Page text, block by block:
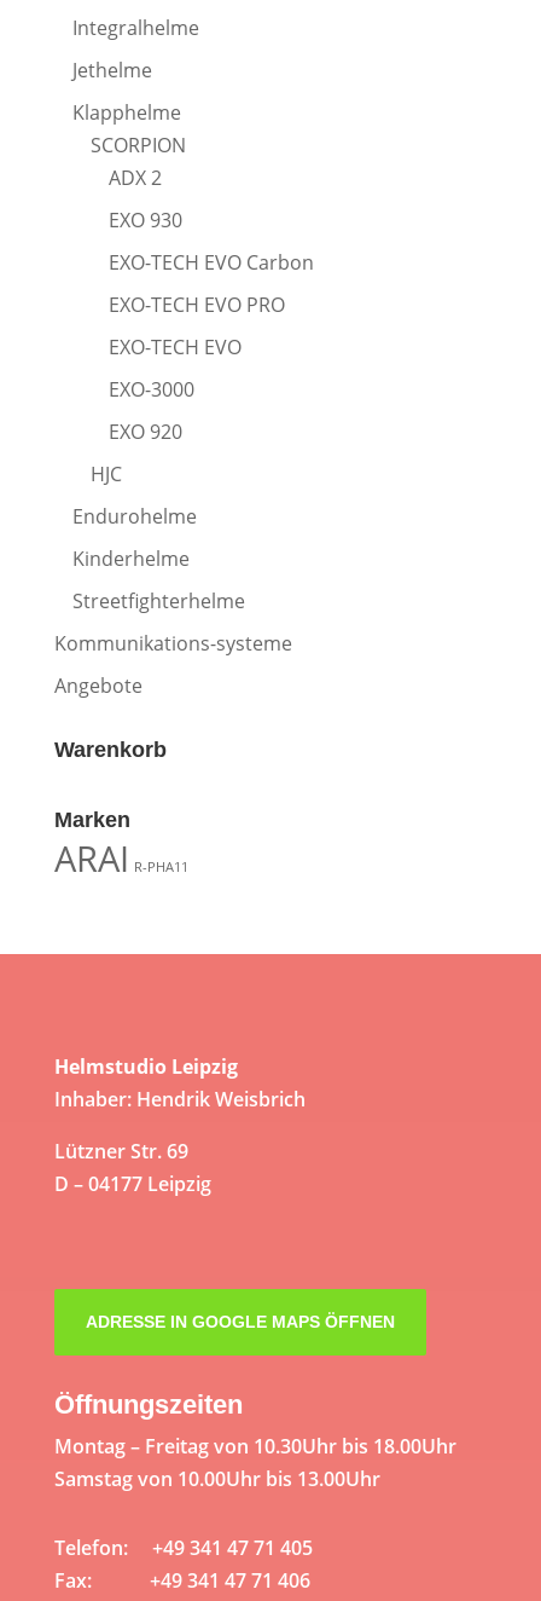
Integralhelme
Jethelme
Klapphelme
SCORPION
ADX 2
EXO 930
EXO-TECH EVO Carbon
EXO-TECH EVO PRO
EXO-TECH EVO
EXO-3000
EXO 920
HJC
Endurohelme
Kinderhelme
Streetfighterhelme
Kommunikations-systeme
Angebote
Warenkorb
Marken
ARAI R-PHA11
Helmstudio Leipzig
Inhaber: Hendrik Weisbrich
Lützner Str. 69
D – 04177 Leipzig
ADRESSE IN GOOGLE MAPS ÖFFNEN
Öffnungszeiten
Montag – Freitag von 10.30Uhr bis 18.00Uhr
Samstag von 10.00Uhr bis 13.00Uhr
Telefon: +49 341 47 71 405
Fax: +49 341 47 71 406